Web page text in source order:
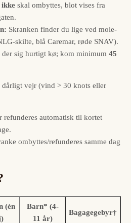
ikke skal ombyttes, blot vises fra
Skranken finder du lige ved mole-
skilte, blå Caremar, røde SNAV).
der sig hurtigt kø; kom minimum 45
vejr (vind > 30 knots eller
refunderes automatisk til kortet
ombyttes/refunderes samme dag
(én
Barn* (4-
11 år)
Bagagegebyr†